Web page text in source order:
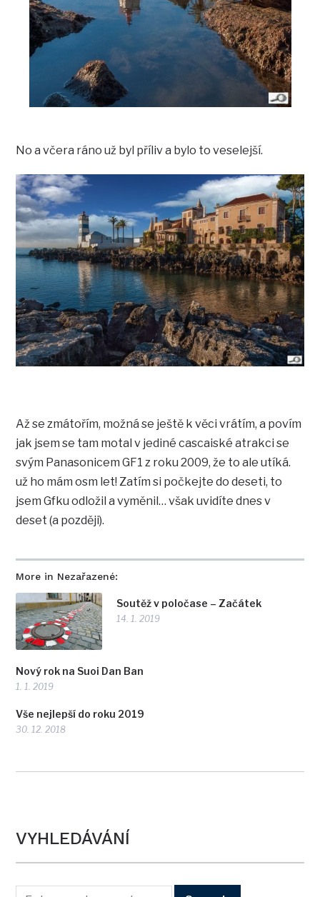
More in Nezařazené:
Soutěž v poločase – Začátek
14. 1. 2019
Nový rok na Suoi Dan Ban
1. 1. 2019
Vše nejlepší do roku 2019
30. 12. 2018
No a včera ráno už byl příliv a bylo to veselejší.
Až se zmátořím, možná se ještě k věci vrátím, a povím
jak jsem se tam motal v jediné cascaiské atrakci se
svým Panasonicem GF1 z roku 2009, že to ale utíká.
už ho mám osm let! Zatím si počkejte do deseti, to
jsem Gfku odložil a vyměnil… však uvidíte dnes v
deset (a později).
VYHLEDÁVÁNÍ